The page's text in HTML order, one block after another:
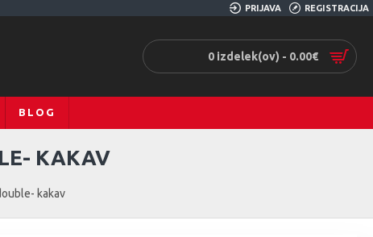
PRIJAVA REGISTRACIJA
0 izdelek(ov) - 0.00€
BLOG
kakav
KAKAV